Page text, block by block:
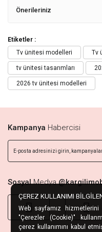
Önerileriniz
Etiketler :
Tv ünitesi modelleri
Tv
tv ünitesi tasarımları
2026 tv ünitesi modelleri
Kampanya Habercisi
SosyalMedya
ÇEREZ KULLANIMI
Web sayfamız
"Çerezler (Cookie)"
çerez kullanımını kabul